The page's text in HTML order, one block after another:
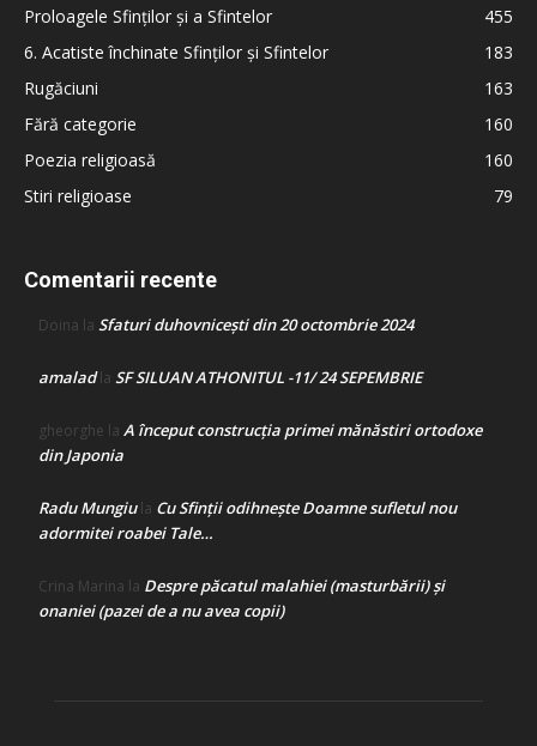
Proloagele Sfinților și a Sfintelor
455
6. Acatiste închinate Sfinților și Sfintelor
183
Rugăciuni
163
Fără categorie
160
Poezia religioasă
160
Stiri religioase
79
Comentarii recente
Doina la Sfaturi duhovnicești din 20 octombrie 2024
amaladla SF SILUAN ATHONITUL -11/ 24 SEPEMBRIE
gheorghe la A început construcţia primei mănăstiri ortodoxe
din Japonia
Radu Mungiula Cu Sfinții odihnește Doamne sufletul nou
adormitei roabei Tale…
Crina Marina la Despre păcatul malahiei (masturbării) şi
onaniei (pazei de a nu avea copii)